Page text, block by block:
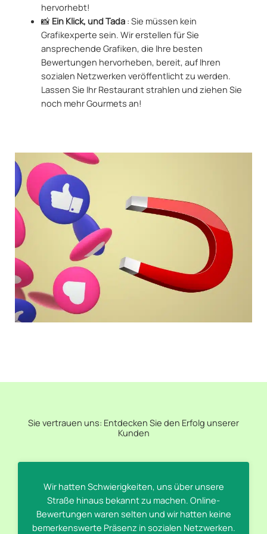
hervorhebt!
📸 Ein Klick, und Tada: Sie müssen kein
Grafikexperte sein. Wir erstellen für Sie
ansprechende Grafiken, die Ihre besten
Bewertungen hervorheben, bereit, auf Ihren
sozialen Netzwerken veröffentlicht zu werden.
Lassen Sie Ihr Restaurant strahlen und ziehen Sie
noch mehr Gourmets an!
Sie vertrauen uns: Entdecken Sie den Erfolg unserer
Kunden
Wir hatten Schwierigkeiten, uns über unsere
Straße hinaus bekannt zu machen. Online-
Bewertungen waren selten und wir hatten keine
bemerkenswerte Präsenz in sozialen Netzwerken.